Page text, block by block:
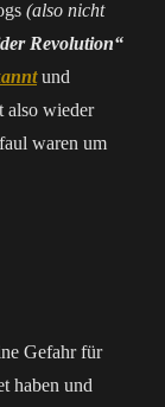
(also nicht
Revolution“
und
also wieder
waren um
Gefahr für
haben und